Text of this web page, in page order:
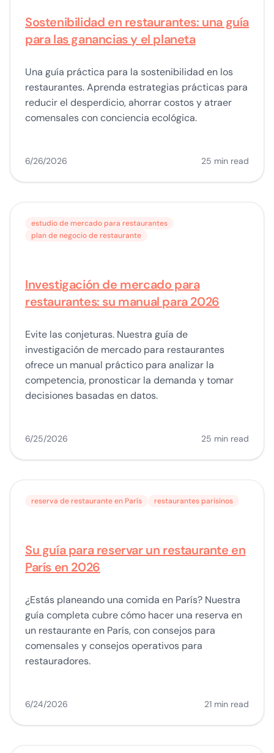
Sostenibilidad en restaurantes: una guía
para las ganancias y el planeta
Una guía práctica para la sostenibilidad en los
restaurantes. Aprenda estrategias prácticas para
reducir el desperdicio, ahorrar costos y atraer
comensales con conciencia ecológica.
6/26/2026 25 min read
estudio de mercado para restaurantes
plan de negocio de restaurante
Investigación de mercado para
restaurantes: su manual para 2026
Evite las conjeturas. Nuestra guía de
investigación de mercado para restaurantes
ofrece un manual práctico para analizar la
competencia, pronosticar la demanda y tomar
decisiones basadas en datos.
6/25/2026 25 min read
reserva de restaurante en París restaurantes parisinos
Su guía para reservar un restaurante en
París en 2026
¿Estás planeando una comida en París? Nuestra
guía completa cubre cómo hacer una reserva en
un restaurante en París, con consejos para
comensales y consejos operativos para
restauradores.
6/24/2026 21 min read